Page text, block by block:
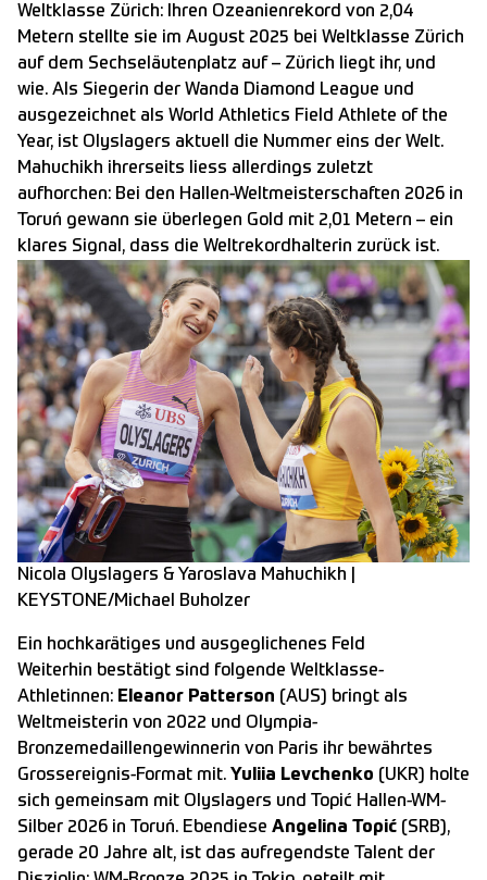
Weltklasse Zürich: Ihren Ozeanienrekord von 2,04
Metern stellte sie im August 2025 bei Weltklasse Zürich
auf dem Sechseläutenplatz auf – Zürich liegt ihr, und
wie. Als Siegerin der Wanda Diamond League und
ausgezeichnet als World Athletics Field Athlete of the
Year, ist Olyslagers aktuell die Nummer eins der Welt.
Mahuchikh ihrerseits liess allerdings zuletzt
aufhorchen: Bei den Hallen-Weltmeisterschaften 2026 in
Toruń gewann sie überlegen Gold mit 2,01 Metern – ein
klares Signal, dass die Weltrekordhalterin zurück ist.
Nicola Olyslagers & Yaroslava Mahuchikh |
KEYSTONE/Michael Buholzer
Ein hochkarätiges und ausgeglichenes Feld
Weiterhin bestätigt sind folgende Weltklasse-
Athletinnen: Eleanor Patterson (AUS) bringt als
Weltmeisterin von 2022 und Olympia-
Bronzemedaillengewinnerin von Paris ihr bewährtes
Grossereignis-Format mit. Yuliia Levchenko (UKR) holte
sich gemeinsam mit Olyslagers und Topić Hallen-WM-
Silber 2026 in Toruń. Ebendiese Angelina Topić (SRB),
gerade 20 Jahre alt, ist das aufregendste Talent der